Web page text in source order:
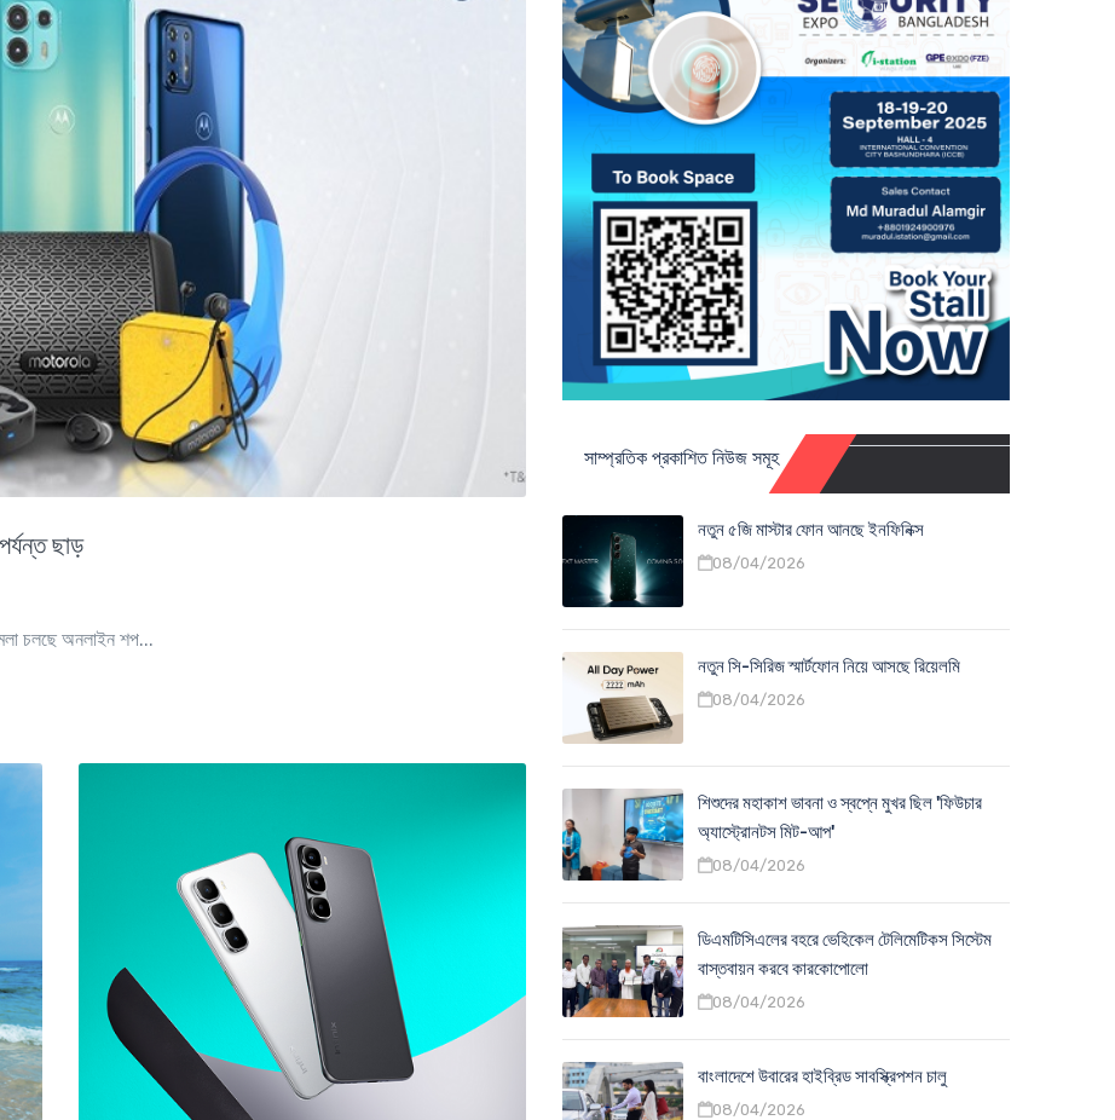
ছাড়
চলছে অনলাইন শপ...
সাম্প্রতিক প্রকাশিত নিউজ সমূহ
নতুন ৫জি মাস্টার ফোন আনছে ইনফিনিক্স
08/04/2026
নতুন সি-সিরিজ স্মার্টফোন নিয়ে আসছে রিয়েলমি
08/04/2026
শিশুদের মহাকাশ ভাবনা ও স্বপ্নে মুখর ছিল 'ফিউচার
অ্যাস্ট্রোনটস মিট-আপ'
08/04/2026
ডিএমটিসিএলের বহরে ভেহিকেল টেলিমেটিকস সিস্টেম
বাস্তবায়ন করবে কারকোপোলো
08/04/2026
বাংলাদেশে উবারের হাইব্রিড সাবস্ক্রিপশন চালু
08/04/2026